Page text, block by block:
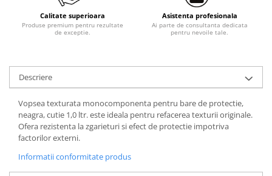
Calitate superioara
Produse premium pentru rezultate
de exceptie.
Asistenta profesionala
Ai parte de consultanta dedicata
pentru nevoile tale.
Descriere
Vopsea texturata monocomponenta pentru bare de protectie,
neagra, cutie 1,0 ltr. este ideala pentru refacerea texturii originale.
Ofera rezistenta la zgarieturi si efect de protectie impotriva
factorilor externi.
Informatii conformitate produs